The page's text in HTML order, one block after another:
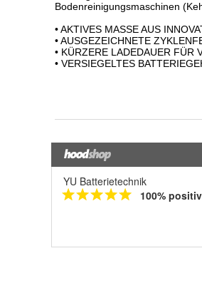
YU Batterietechnik
100% positiv